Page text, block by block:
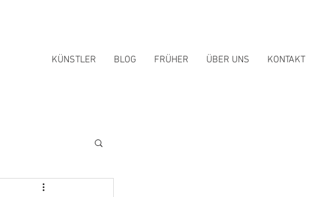
KÜNSTLER BLOG FRÜHER ÜBER UNS KONTAKT